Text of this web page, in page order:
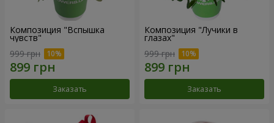
Композиция "Вспышка
чувств"
999 грн
Заказать
Композиция "Лучики в
глазах"
999 грн
Заказать